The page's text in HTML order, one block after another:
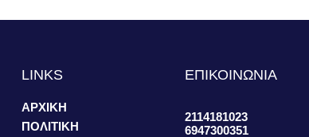
LINKS
ΑΡΧΙΚΗ
ΠΟΛΙΤΙΚΗ
ΕΠΙΚΟΙΝΩΝΙΑ
2114181023
6947300351